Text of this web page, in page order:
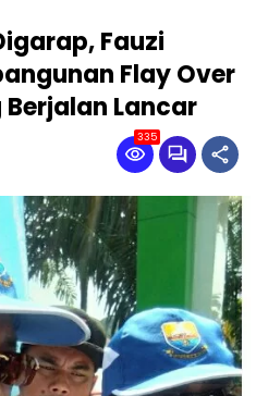
Fauzi
Flay Over
Lancar
335